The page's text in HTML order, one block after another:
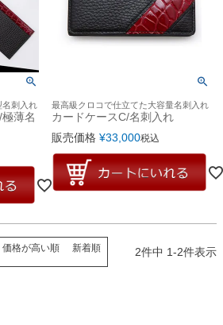
名刺入れ
薄名
最高級クロコで仕立てた大容量名刺入れ
カードケースC/名刺入れ
販売価格 ¥33,000税込
価格が高い順 新着順 2件中 1-2件表示